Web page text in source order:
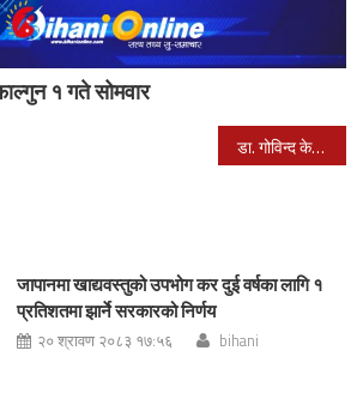
१ गते सोमवार
डा. गोविन्द केसीविरुद्ध परेको मुद्दामा आज सुनुवाई
जापानमा खाद्यवस्तुको उपभोग कर दुई वर्षका लागि १
प्रतिशतमा झार्ने सरकारको निर्णय
२० श्रावण २०८३ १७:५६ bihani